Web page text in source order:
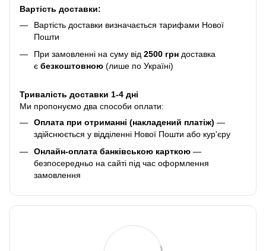
Вартість доставки:
Вартість доставки визначається тарифами Нової
Пошти
При замовленні на суму від 2500 грн доставка
є безкоштовною (лише по Україні)
Тривалість доставки 1-4 дні
Ми пропонуємо два способи оплати:
Оплата при отриманні (накладений платіж) —
здійснюється у відділенні Нової Пошти або кур'єру
Онлайн-оплата банківською карткою —
безпосередньо на сайті під час оформлення
замовлення